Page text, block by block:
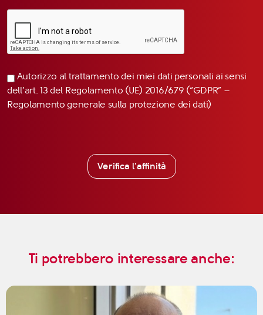
Autorizzo al trattamento dei miei dati personali ai sensi
dell’art. 13 del Regolamento (UE) 2016/679 (“GDPR” –
Regolamento generale sulla protezione dei dati)
Verifica l'affinità
Ti potrebbero interessare anche: